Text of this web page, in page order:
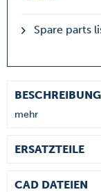
Spare parts
BESCHREIBUNG
mehr
ERSATZTEILE
CAD DATEIEN